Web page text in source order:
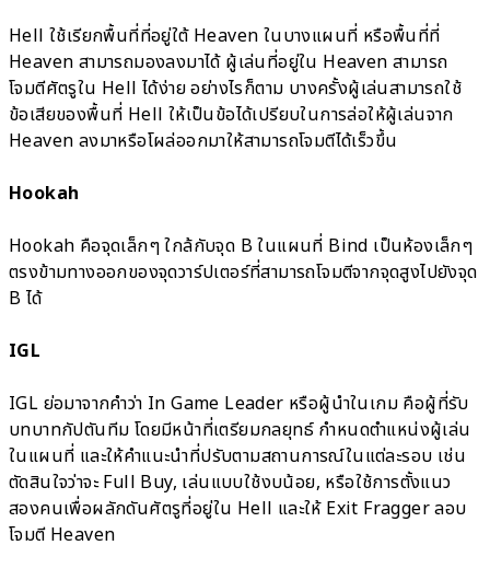
Hell ใช้เรียกพื้นที่ที่อยู่ใต้ Heaven ในบางแผนที่ หรือพื้นที่ที่
Heaven สามารถมองลงมาได้ ผู้เล่นที่อยู่ใน Heaven สามารถ
โจมตีศัตรูใน Hell ได้ง่าย อย่างไรก็ตาม บางครั้งผู้เล่นสามารถใช้
ข้อเสียของพื้นที่ Hell ให้เป็นข้อได้เปรียบในการล่อให้ผู้เล่นจาก
Heaven ลงมาหรือโผล่ออกมาให้สามารถโจมตีได้เร็วขึ้น
Hookah
Hookah คือจุดเล็กๆ ใกล้กับจุด B ในแผนที่ Bind เป็นห้องเล็กๆ
ตรงข้ามทางออกของจุดวาร์ปเตอร์ที่สามารถโจมตีจากจุดสูงไปยังจุด
B ได้
IGL
IGL ย่อมาจากคำว่า In Game Leader หรือผู้นำในเกม คือผู้ที่รับ
บทบาทกัปตันทีม โดยมีหน้าที่เตรียมกลยุทธ์ กำหนดตำแหน่งผู้เล่น
ในแผนที่ และให้คำแนะนำที่ปรับตามสถานการณ์ในแต่ละรอบ เช่น
ตัดสินใจว่าจะ Full Buy, เล่นแบบใช้งบน้อย, หรือใช้การตั้งแนว
สองคนเพื่อผลักดันศัตรูที่อยู่ใน Hell และให้ Exit Fragger ลอบ
โจมตี Heaven